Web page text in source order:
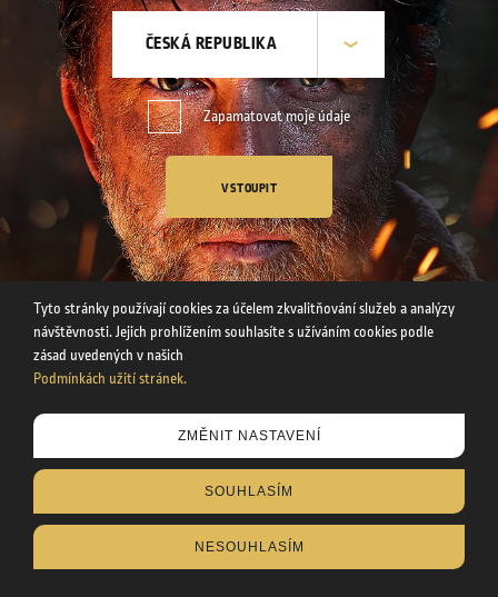
ČESKÁ REPUBLIKA
Zapamatovat moje údaje
VSTOUPIT
Tyto stránky používají cookies za účelem zkvalitňování služeb a
užíváním cookies podle zásad uvedených v našich
Podmínkách užití stránek
Tyto stránky používají cookies za účelem zkvalitňování služeb a analýzy
návštěvnosti. Jejich prohlížením souhlasíte s užíváním cookies podle
zásad uvedených v našich
Podmínkách užití stránek.
ZMĚNIT NASTAVENÍ
SOUHLASÍM
NESOUHLASÍM